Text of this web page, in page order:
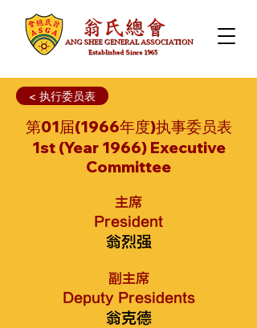
< 执行委员表
第01届(1966年度)执事委员表
1st (Year 1966) Executive
Committee
主席
President
翁烈强
​副主席
Deputy Presidents
翁克德